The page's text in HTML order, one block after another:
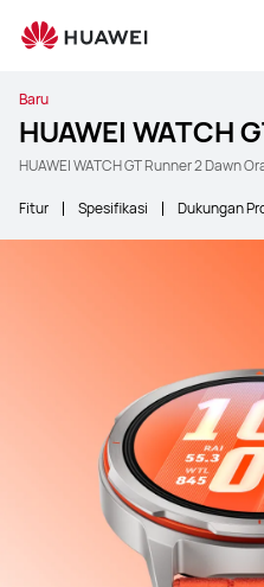
Baru
HUAWEI WATCH
HUAWEI WATCH GT Runner 2 Dawn
Fitur Spesifikasi Dukungan